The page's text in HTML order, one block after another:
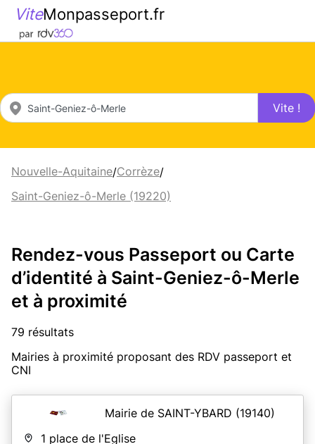
ViteMonpasseport.fr
Vite !
Nouvelle-Aquitaine/Corrèze/
Saint-Geniez-ô-Merle (19220)
Rendez-vous Passeport ou Carte
d’identité à Saint-Geniez-ô-Merle
et à proximité
79 résultats
Mairies à proximité proposant des RDV passeport et
CNI
Mairie de SAINT-YBARD (19140)
1 place de l'Eglise